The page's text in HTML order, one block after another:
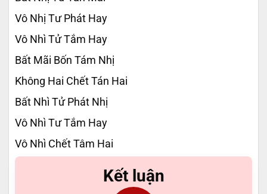
Vô Nhị Tư Phát Hay
Vô Nhì Tử Tắm Hay
Bất Mãi Bốn Tám Nhị
Không Hai Chết Tán Hai
Bất Nhì Tử Phát Nhị
Vô Nhì Tư Tắm Hay
Vô Nhì Chết Tâm Hai
Kết luận